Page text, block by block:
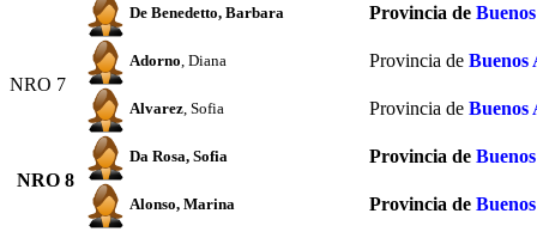
De Benedetto, Barbara Provincia de
NRO 7
Adorno , Diana Provincia de Buenos
Alvarez , Sofia Provincia de Buenos
NRO 8
Da Rosa, Sofia Provincia de
Alonso, Marina Provincia de